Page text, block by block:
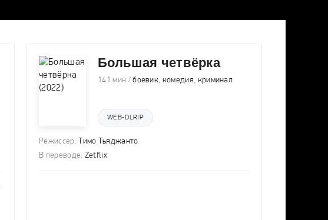
Большая четвёрка
141 мин /боевик, комедия, криминал
WEB-DLRIP
Режиссер: Тимо Тьяджанто
В переводе: Zetflix